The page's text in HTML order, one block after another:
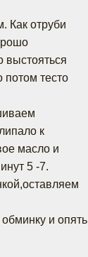
Как отруби
потом тесто
к
масло и
5 -7.
и опять